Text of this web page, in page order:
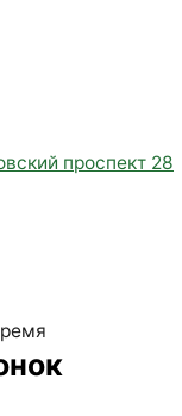
проспект 28